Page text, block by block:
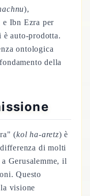
),
e Ibn Ezra per
è auto-prodotta.
ontologica
della
(kol ha-aretz) è
di molti
Gerusalemme, il
Questo
visione